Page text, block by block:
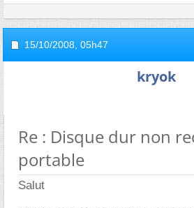
15/10/2008, 05h47
kryok
Re : Disque dur non
portable
Salut